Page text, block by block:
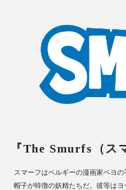
『The Smurfs（ス
スマーフはベルギーの漫画家ペヨ
帽子が特徴の妖精たちだ。彼等は